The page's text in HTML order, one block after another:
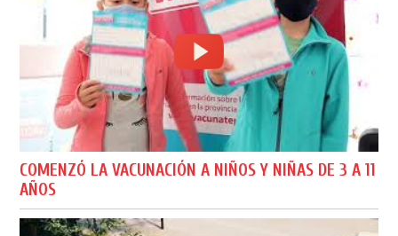
COMENZÓ LA VACUNACIÓN A NIÑOS Y NIÑAS DE 3 A 11
AÑOS